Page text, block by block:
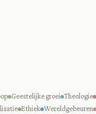
Geestelijke groei Theologie
Ethiek Wereldgebeuren